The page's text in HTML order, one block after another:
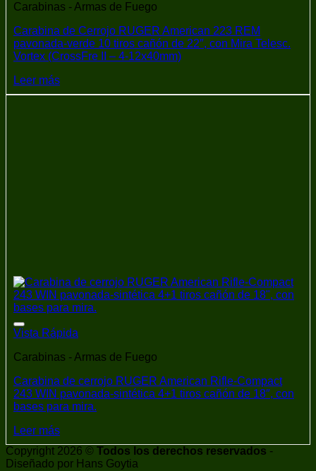
Carabinas - Armas de Fuego
Carabina de Cerrojo RUGER American 223 REM
pavonada-verde 10 tiros cañón de 22″, con Mira Telesc.
Vortex (CrossFre II – 4-12x40mm)
Leer más
Vista Rápida
Carabinas - Armas de Fuego
Carabina de cerrojo RUGER American Rifle-Compact
243 WIN pavonada-sintética 4+1 tiros cañón de 18″, con
bases para mira.
Leer más
Copyright 2026 © Todos los derechos reservados -
Diseñado por Hans Goytia